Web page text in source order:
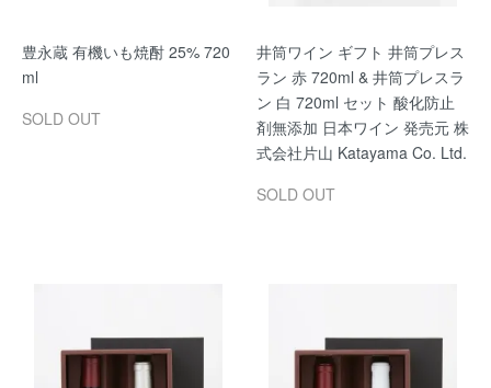
豊永蔵 有機いも焼酎 25% 720
ml
SOLD OUT
井筒ワイン ギフト 井筒プレス
ラン 赤 720ml & 井筒プレスラ
ン 白 720ml セット 酸化防止
剤無添加 日本ワイン 発売元 株
式会社片山 Katayama Co. Ltd.
SOLD OUT